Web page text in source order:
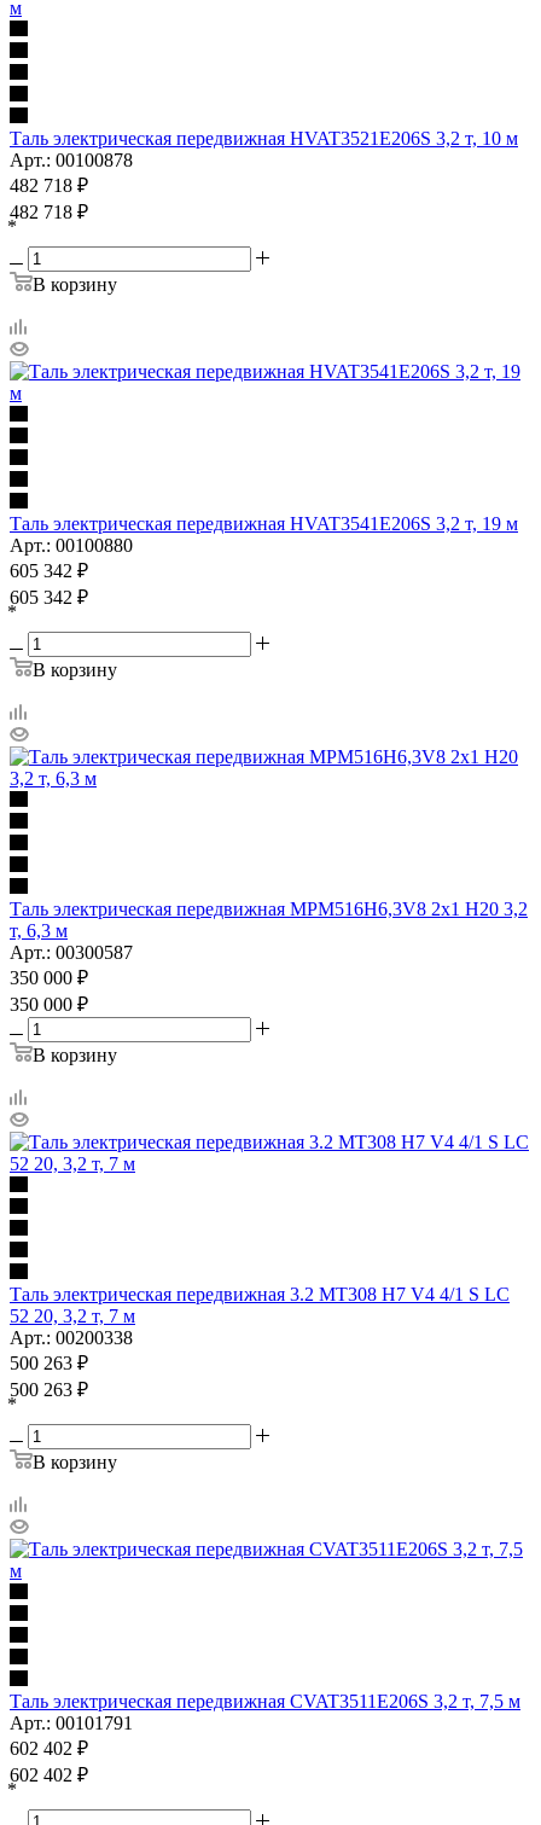
Таль электрическая передвижная HVAT3521E206S 3,2 т, 10 м
Арт.: 00100878
482 718 ₽
482 718 ₽
*
В корзину
Таль электрическая передвижная HVAT3541E206S 3,2 т, 19 м
Арт.: 00100880
605 342 ₽
605 342 ₽
*
В корзину
Таль электрическая передвижная MPM516H6,3V8 2x1 H20 3,2
т, 6,3 м
Арт.: 00300587
350 000 ₽
350 000 ₽
В корзину
Таль электрическая передвижная 3.2 MT308 H7 V4 4/1 S LC
52 20, 3,2 т, 7 м
Арт.: 00200338
500 263 ₽
500 263 ₽
*
В корзину
Таль электрическая передвижная CVAT3511E206S 3,2 т, 7,5 м
Арт.: 00101791
602 402 ₽
602 402 ₽
*